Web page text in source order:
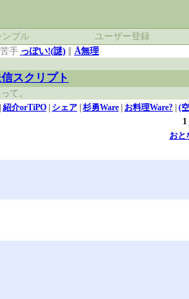
ンプル ユーザー登録
手 っぽい!(謎)∥ Å無理
スクリプト
て。
紹介orTiPO| シェア| 杉勇Ware| お料理Ware?| (
1
おと